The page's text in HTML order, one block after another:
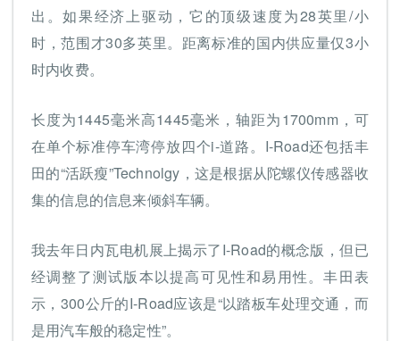
出。如果经济上驱动，它的顶级速度为28英里/小
时，范围才30多英里。距离标准的国内供应量仅3小
时内收费。
长度为1445毫米高1445毫米，轴距为1700mm，可
在单个标准停车湾停放四个i-道路。I-Road还包括丰
田的“活跃瘦”Technolgy，这是根据从陀螺仪传感器收
集的信息的信息来倾斜车辆。
我去年日内瓦电机展上揭示了I-Road的概念版，但已
经调整了测试版本以提高可见性和易用性。丰田表
示，300公斤的I-Road应该是“以踏板车处理交通，而
是用汽车般的稳定性”。